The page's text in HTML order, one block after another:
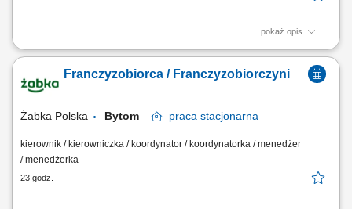
pokaż opis
Główne zadania: Prowadzenie własnej działalności gospodarczej w
obsługi. Monitorowanie stanów magazynowych i zamówień.
Dostosowywanie asortymentu sklepu do potrzeb lokalnego rynku.
Franczyzobiorca / Franczyzobiorczyni
Żabka Polska Bytom praca stacjonarna
kierownik / kierowniczka / koordynator / koordynatorka / menedżer
/ menedżerka
23 godz.